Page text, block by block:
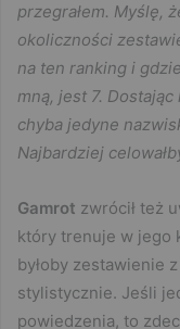
przegrałem. Myślę,
okoliczności
na ten ranking i
mną, jest 7.
chyba jedyne
Najbardziej
Gamrot zwrócił też
który trenuje w jego
byłoby zestawienie z
stylistycznie. Jeśli
powiedzenia, to